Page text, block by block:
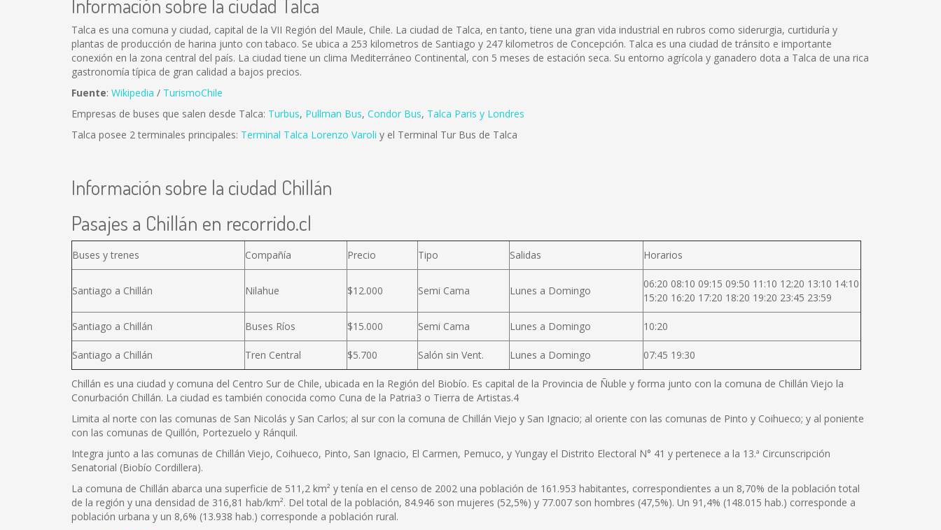
Información sobre la ciudad Talca
Talca es una comuna y ciudad, capital de la VII Región del Maule, Chile. La ciudad de Talca, en tanto, tiene una gran vida industrial en rubros como siderurgia, curtiduría y
plantas de producción de harina junto con tabaco. Se ubica a 253 kilometros de Santiago y 247 kilometros de Concepción. Talca es una ciudad de tránsito e importante
conexión en la zona central del país. La ciudad tiene un clima Mediterráneo Continental, con 5 meses de estación seca. Su entorno agrícola y ganadero dota a Talca de una rica
gastronomía típica de gran calidad a bajos precios.
Fuente: Wikipedia / TurismoChile
Empresas de buses que salen desde Talca: Turbus, Pullman Bus, Condor Bus, Talca Paris y Londres
Talca posee 2 terminales principales: Terminal Talca Lorenzo Varoli y el Terminal Tur Bus de Talca
Información sobre la ciudad Chillán
Pasajes a Chillán en recorrido.cl
Buses y trenes Compañía Precio Tipo Salidas Horarios
Santiago a Chillán Nilahue $12.000 Semi Cama Lunes a Domingo
06:20 08:10 09:15 09:50 11:10 12:20 13:10 14:10
15:20 16:20 17:20 18:20 19:20 23:45 23:59
Santiago a Chillán Buses Ríos $15.000 Semi Cama Lunes a Domingo 10:20
Santiago a Chillán Tren Central $5.700 Salón sin Vent. Lunes a Domingo 07:45 19:30
Chillán es una ciudad y comuna del Centro Sur de Chile, ubicada en la Región del Biobío. Es capital de la Provincia de Ñuble y forma junto con la comuna de Chillán Viejo la
Conurbación Chillán. La ciudad es también conocida como Cuna de la Patria3 o Tierra de Artistas.4
Limita al norte con las comunas de San Nicolás y San Carlos; al sur con la comuna de Chillán Viejo y San Ignacio; al oriente con las comunas de Pinto y Coihueco; y al poniente
con las comunas de Quillón, Portezuelo y Ránquil.
Integra junto a las comunas de Chillán Viejo, Coihueco, Pinto, San Ignacio, El Carmen, Pemuco, y Yungay el Distrito Electoral N° 41 y pertenece a la 13.ª Circunscripción
Senatorial (Biobío Cordillera).
La comuna de Chillán abarca una superficie de 511,2 km² y tenía en el censo de 2002 una población de 161.953 habitantes, correspondientes a un 8,70% de la población total
de la región y una densidad de 316,81 hab/km². Del total de la población, 84.946 son mujeres (52,5%) y 77.007 son hombres (47,5%). Un 91,4% (148.015 hab.) corresponde a
población urbana y un 8,6% (13.938 hab.) corresponde a población rural.